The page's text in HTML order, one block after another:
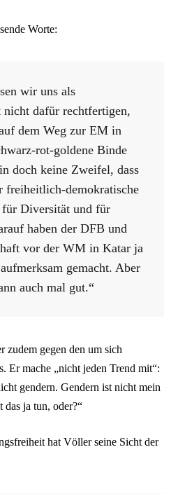
Worte:
wir uns als
dafür rechtfertigen,
dem Weg zur EM in
rot-goldene Binde
doch keine Zweifel, dass
freiheitlich-demokratische
für Diversität und für
haben der DFB und
vor der WM in Katar ja
gemacht. Aber
auch mal gut.“
gegen den um sich
Er mache „nicht jeden Trend mit“:
gendern. Gendern ist nicht mein
das ja tun, oder?“
hat Völler seine Sicht der